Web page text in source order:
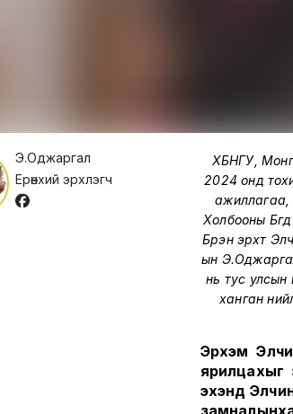
Э.Оджаргал
Ерөнхий эрхлэгч
ХБНГУ,
2024 онд
ажиллагаа,
Холбооны
Бүрэн эрхт
ын
нь тус улсын
ханган
Эрхэм
ярилцахыг
эхэнд